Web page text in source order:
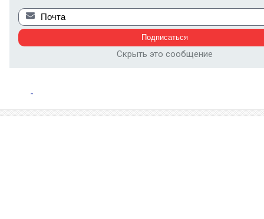
Скрыть это сообщение